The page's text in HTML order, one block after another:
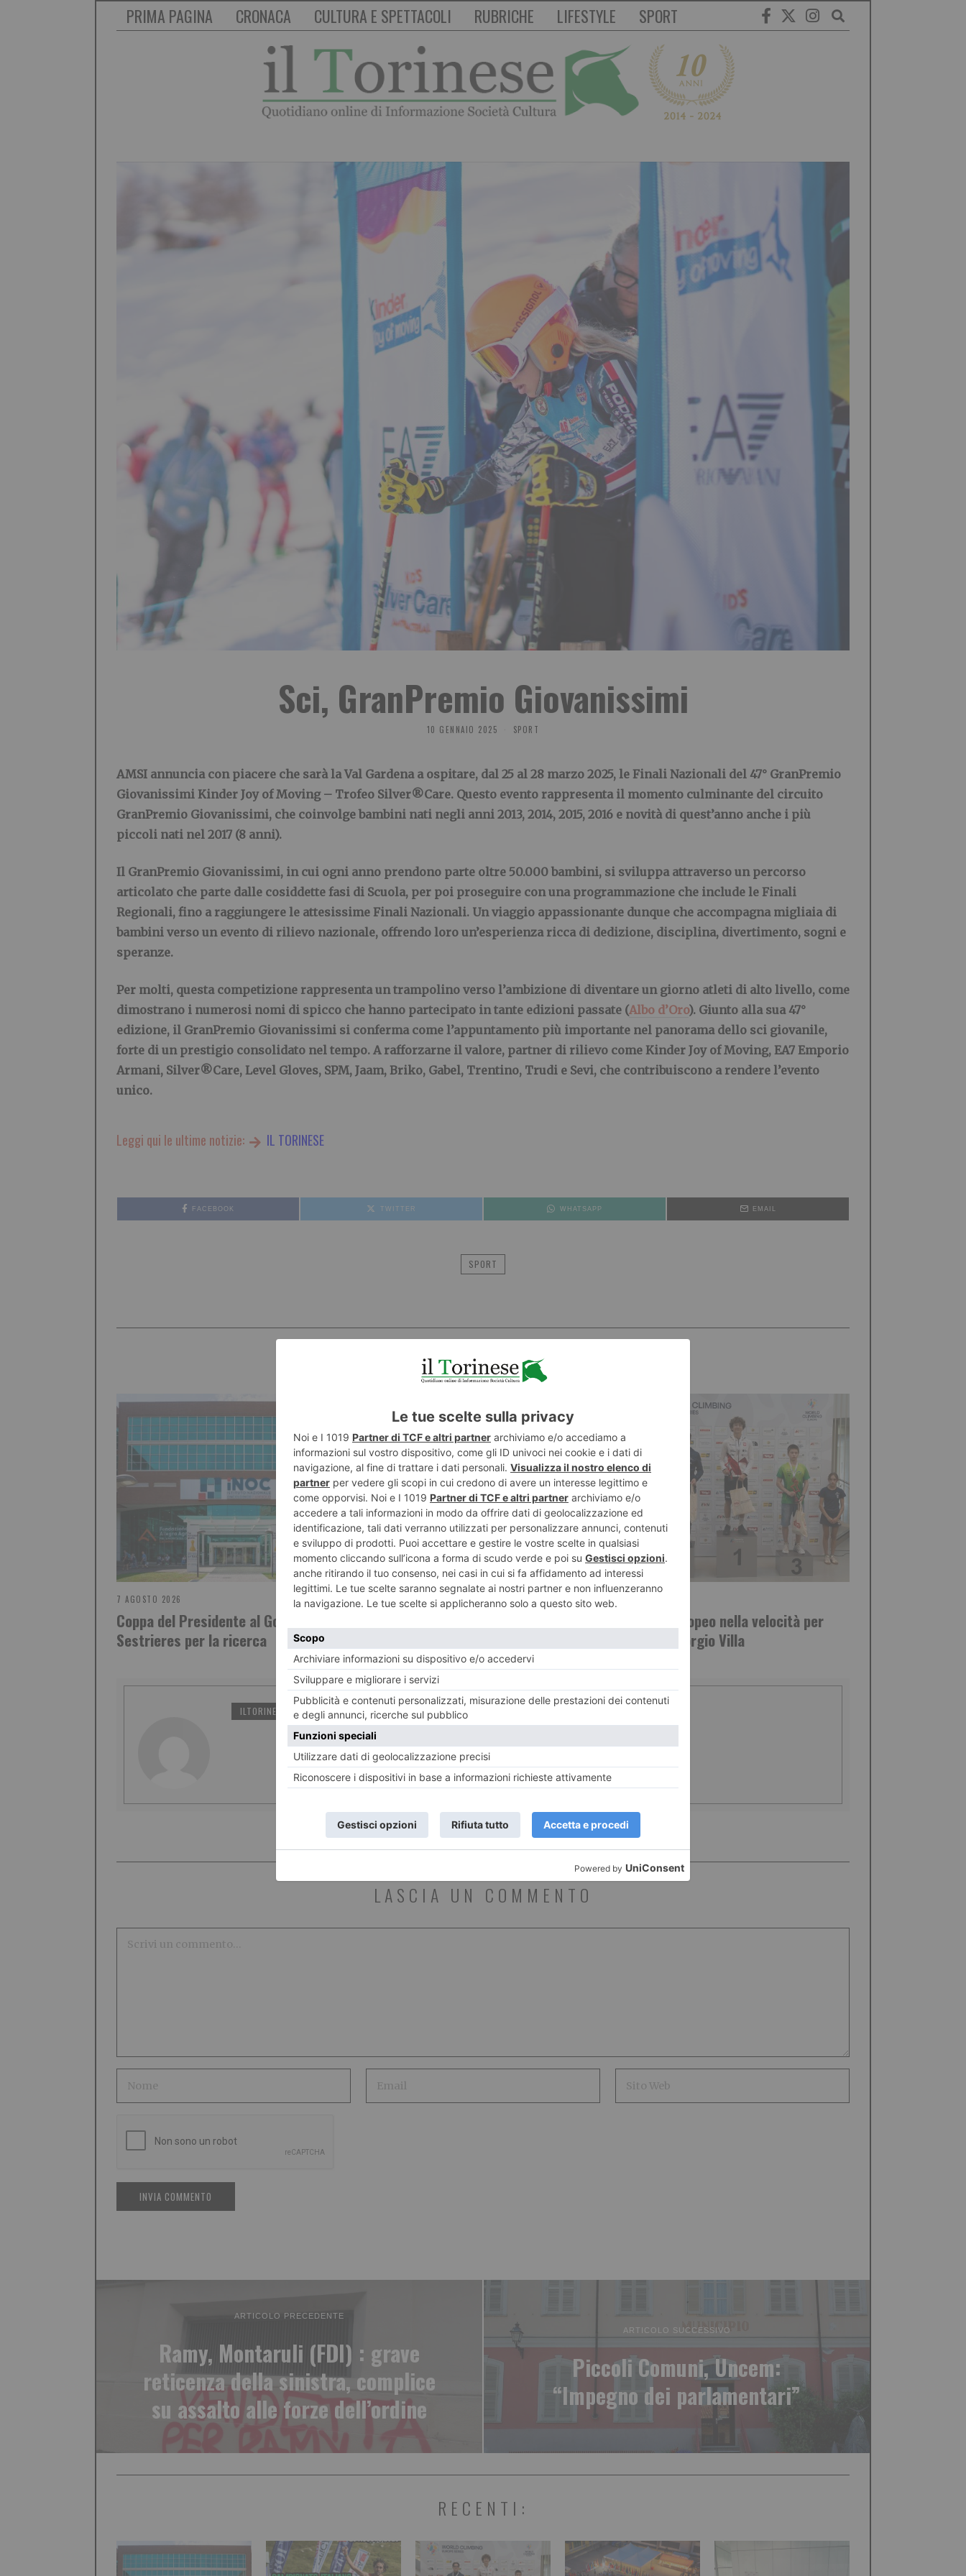
PRIMA PAGINA CRONACA CULTURA E SPETTACOLI RUBRICHE LIFESTYLE SPORT
Sci, GranPremio Giovanissimi
10 GENNAIO 2025 SPORT
AMSI annuncia con piacere che sarà la Val Gardena a ospitare, dal 25 al 28 marzo 2025, le Finali Nazionali del 47° GranPremio
Giovanissimi Kinder Joy of Moving – Trofeo Silver®Care. Questo evento rappresenta il momento culminante del circuito
GranPremio Giovanissimi, che coinvolge bambini nati negli anni 2013, 2014, 2015, 2016 e novità di quest’anno anche i più
piccoli nati nel 2017 (8 anni).
Il GranPremio Giovanissimi, in cui ogni anno prendono parte oltre 50.000 bambini, si sviluppa attraverso un percorso
articolato che parte dalle cosiddette fasi di Scuola, per poi proseguire con una programmazione che include le Finali
Regionali, fino a raggiungere le attesissime Finali Nazionali. Un viaggio appassionante dunque che accompagna migliaia di
bambini verso un evento di rilievo nazionale, offrendo loro un’esperienza ricca di dedizione, disciplina, divertimento, sogni e
speranze.
Per molti, questa competizione rappresenta un trampolino verso l’ambizione di diventare un giorno atleti di alto livello, come
dimostrano i numerosi nomi di spicco che hanno partecipato in tante edizioni passate (Albo d’Oro). Giunto alla sua 47°
edizione, il GranPremio Giovanissimi si conferma come l’appuntamento più importante nel panorama dello sci giovanile,
forte di un prestigio consolidato nel tempo. A rafforzarne il valore, partner di rilievo come Kinder Joy of Moving, EA7 Emporio
Armani, Silver®Care, Level Gloves, SPM, Jaam, Briko, Gabel, Trentino, Trudi e Sevi, che contribuiscono a rendere l’evento
unico.
Leggi qui le ultime notizie: IL TORINESE
FACEBOOK TWITTER WHATSAPP EMAIL
SPORT
POTREBBE INTERESSARTI...
7 AGOSTO 2026
Coppa del Presidente al Golf Club
Sestrieres per la ricerca
7 AGOSTO 2026
Argento europeo nella velocità per
l’azzurro Giorgio Villa
ILTORINESE POST RECENTI
LASCIA UN COMMENTO
ARTICOLO PRECEDENTE
Ramy, Montaruli (FDI) : grave
reticenza della sinistra, complice
su assalto alle forze dell’ordine
ARTICOLO SUCCESSIVO
Piccoli Comuni, Uncem:
“Impegno dei parlamentari”
RECENTI: